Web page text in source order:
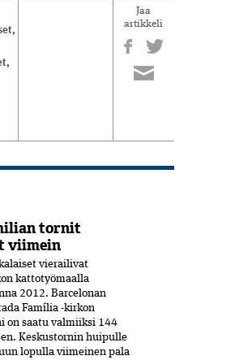
,
,
Jaa
artikkeli
tornit
viimein
vierailivat
kattotyömaalla
2012. Barcelonan
Família -kirkon
on saatu valmiiksi­ 144
Keskustornin huipulle
lopulla viimeinen pala